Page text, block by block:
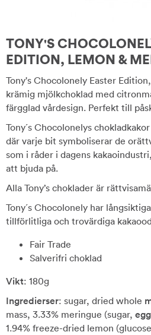
TONY'S
EDITION, LEMON &
Tony's Chocolonely Easter
krämig mjölkchoklad med
färgglad vårdesign. Perfekt till
Tony´s Chocolonelys
där varje bit symboliserar de
som i råder i dagens
att bjuda på.
Alla Tony’s choklader är
Tony´s Chocolonely har
tillförlitliga och trovärdiga
Fair Trade
Salverifri choklad
Vikt: 180g
Ingredierser: sugar, dried whole
mass, 3.33% meringue (sugar, egg
1.94% freeze-dried lemon